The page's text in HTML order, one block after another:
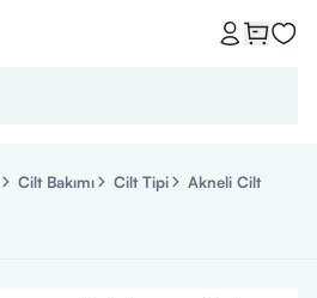
Cilt Bakımı Cilt Tipi Akneli Cilt